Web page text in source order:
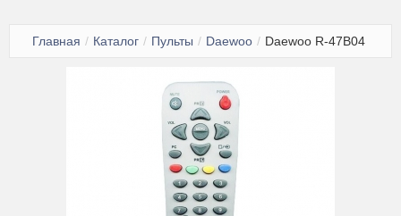
Цифровые приставки
Усиление сотовой связи и 4G интернета
Главная / Каталог / Пульты / Daewoo / Daewoo R-47B04